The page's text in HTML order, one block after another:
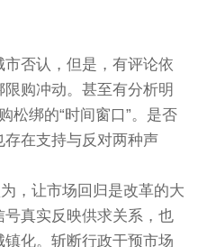
否认，但是，有评论依
购冲动。甚至有分析明
松绑的“时间窗口”。是否
在支持与反对两种声
，让市场回归是改革的大
真实反映供求关系，也
化。斩断行政干预市场